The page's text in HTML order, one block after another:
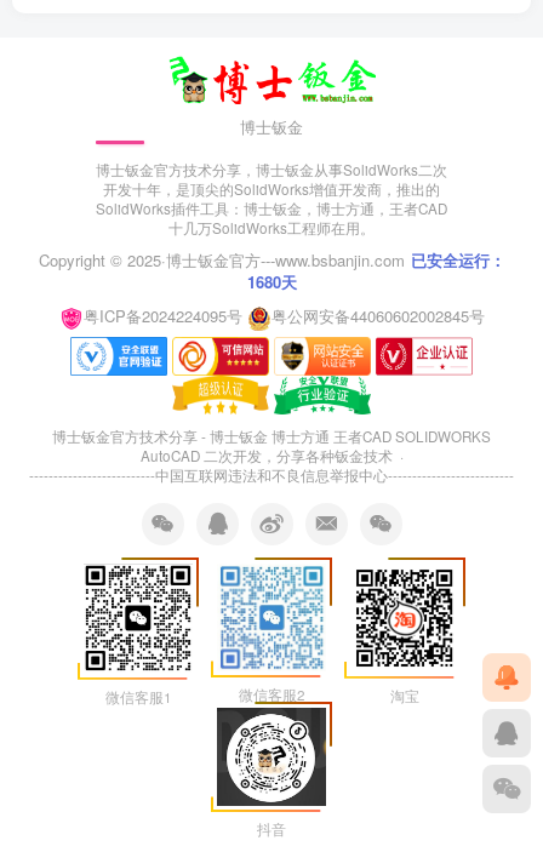
博士钣金
博士钣金官方技术分享，博士钣金从事SolidWorks二次
开发十年，是顶尖的SolidWorks增值开发商，推出的
SolidWorks插件工具：博士钣金，博士方通，王者CAD
十几万SolidWorks工程师在用。
Copyright © 2025·博士钣金官方---www.bsbanjin.com 已安全运行：
1680天
粤ICP备2024224095号
粤公网安备44060602002845号
博士钣金官方技术分享 - 博士钣金 博士方通 王者CAD SOLIDWORKS
AutoCAD 二次开发，分享各种钣金技术 ·
--------------------------中国互联网违法和不良信息举报中心--------------------------
微信客服1 微信客服2 淘宝
抖音